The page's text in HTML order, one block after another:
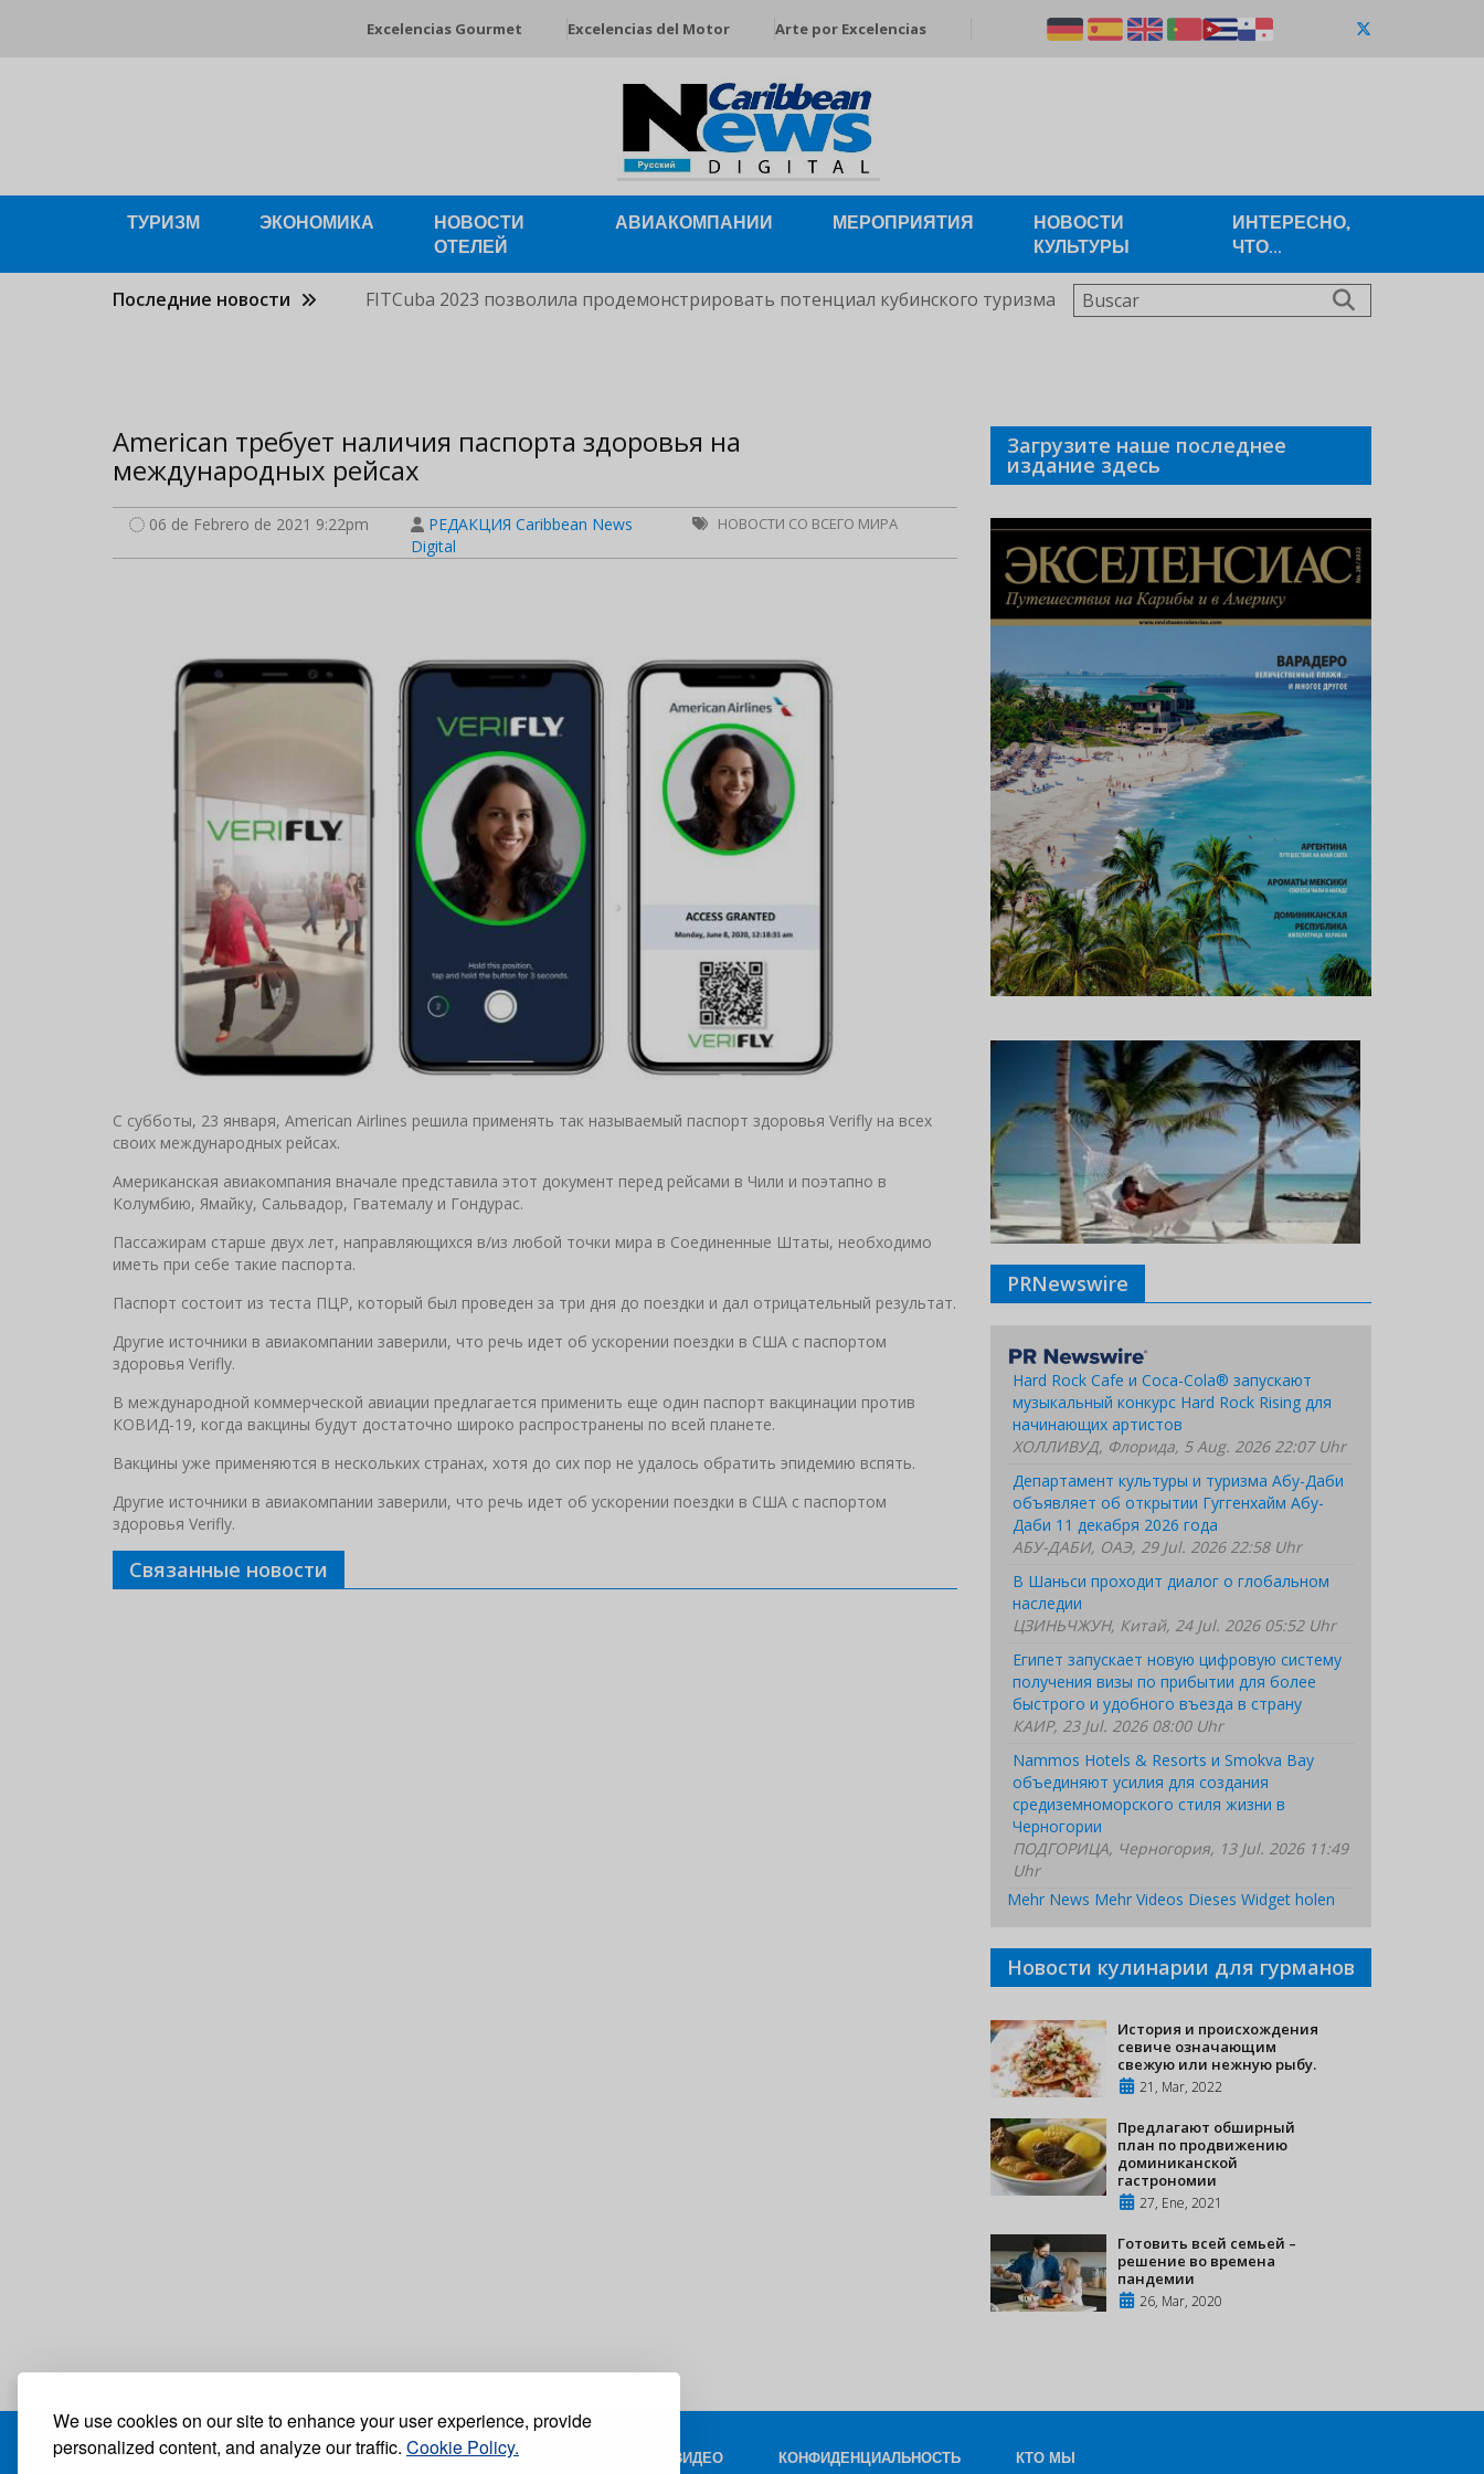
We use cookies on our site to enhance your user experience, provide
personalized content, and analyze our traffic. Cookie Policy.
Excelencias Gourmet Excelencias del Motor Arte por Excelencias
ТУРИЗМ ЭКОНОМИКА
НОВОСТИ
ОТЕЛЕЙ
АВИАКОМПАНИИ МЕРОПРИЯТИЯ
НОВОСТИ
КУЛЬТУРЫ
ИНТЕРЕСНО,
ЧТО...
Последние новости FITCuba 2023 позволила продемонстрировать потенциал кубинского туризма Buscar
American требует наличия паспорта здоровья на
международных рейсах
06 de Febrero de 2021 9:22pm
РЕДАКЦИЯ Caribbean News
Digital
НОВОСТИ СО ВСЕГО МИРА
С субботы, 23 января, American Airlines решила применять так называемый паспорт здоровья Verifly на всех
своих международных рейсах.
Американская авиакомпания вначале представила этот документ перед рейсами в Чили и поэтапно в
Колумбию, Ямайку, Сальвадор, Гватемалу и Гондурас.
Пассажирам старше двух лет, направляющихся в/из любой точки мира в Соединенные Штаты, необходимо
иметь при себе такие паспорта.
Паспорт состоит из теста ПЦР, который был проведен за три дня до поездки и дал отрицательный результат.
Другие источники в авиакомпании заверили, что речь идет об ускорении поездки в США с паспортом
здоровья Verifly.
В международной коммерческой авиации предлагается применить еще один паспорт вакцинации против
КОВИД-19, когда вакцины будут достаточно широко распространены по всей планете.
Вакцины уже применяются в нескольких странах, хотя до сих пор не удалось обратить эпидемию вспять.
Другие источники в авиакомпании заверили, что речь идет об ускорении поездки в США с паспортом
здоровья Verifly.
Связанные новости
Загрузите наше последнее
издание здесь
PRNewswire
Hard Rock Cafe и Coca-Cola® запускают
музыкальный конкурс Hard Rock Rising для
начинающих артистов
ХОЛЛИВУД, Флорида, 5 Aug. 2026 22:07 Uhr
Департамент культуры и туризма Абу-Даби
объявляет об открытии Гуггенхайм Абу-
Даби 11 декабря 2026 года
АБУ-ДАБИ, ОАЭ, 29 Jul. 2026 22:58 Uhr
В Шаньси проходит диалог о глобальном
наследии
ЦЗИНЬЧЖУН, Китай, 24 Jul. 2026 05:52 Uhr
Египет запускает новую цифровую систему
получения визы по прибытии для более
быстрого и удобного въезда в страну
КАИР, 23 Jul. 2026 08:00 Uhr
Nammos Hotels & Resorts и Smokva Bay
объединяют усилия для создания
средиземноморского стиля жизни в
Черногории
ПОДГОРИЦА, Черногория, 13 Jul. 2026 11:49
Uhr
Mehr News Mehr Videos Dieses Widget holen
Новости кулинарии для гурманов
История и происхождения
севиче означающим
свежую или нежную рыбу.
21, Mar, 2022
Предлагают обширный
план по продвижению
доминиканской
гастрономии
27, Ene, 2021
Готовить всей семьей –
решение во времена
пандемии
26, Mar, 2020
БЛОГ КОНТАКТ ФОТО И ВИДЕО КОНФИДЕНЦИАЛЬНОСТЬ КТО МЫ